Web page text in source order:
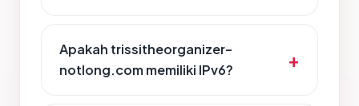
Apakah trissitheorganizer-
notlong.com memiliki IPv6?